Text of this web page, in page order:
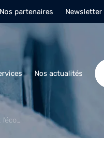
Nos partenaires Newsletter
Nos actualités